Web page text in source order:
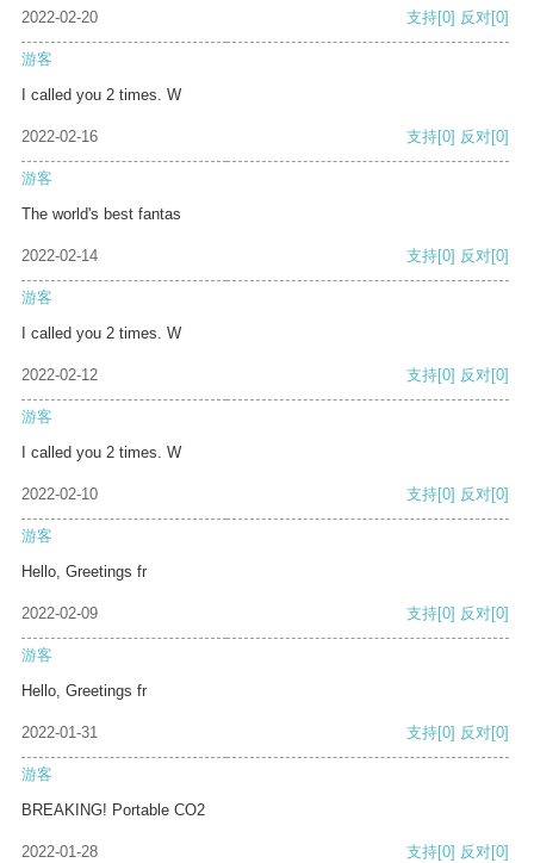
2022-02-20 支持[0] 反对[0]
游客
I called you 2 times. W
2022-02-16 支持[0] 反对[0]
游客
The world's best fantas
2022-02-14 支持[0] 反对[0]
游客
I called you 2 times. W
2022-02-12 支持[0] 反对[0]
游客
I called you 2 times. W
2022-02-10 支持[0] 反对[0]
游客
Hello, Greetings fr
2022-02-09 支持[0] 反对[0]
游客
Hello, Greetings fr
2022-01-31 支持[0] 反对[0]
游客
BREAKING! Portable CO2
2022-01-28 支持[0] 反对[0]